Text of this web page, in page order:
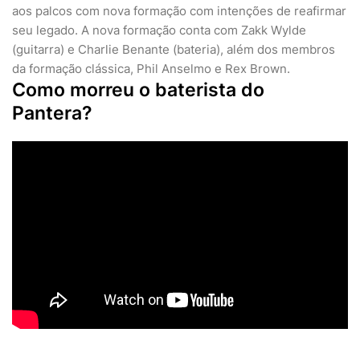
aos palcos com nova formação com intenções de reafirmar
seu legado. A nova formação conta com Zakk Wylde
(guitarra) e Charlie Benante (bateria), além dos membros
da formação clássica, Phil Anselmo e Rex Brown.
Como morreu o baterista do
Pantera?